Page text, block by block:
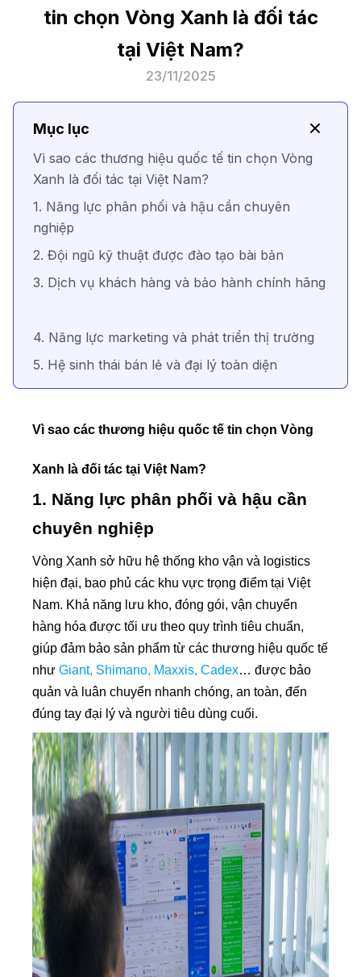
tin chọn Vòng Xanh là đối tác
tại Việt Nam?
23/11/2025
Mục lục
Vì sao các thương hiệu quốc tế tin chọn Vòng
Xanh là đối tác tại Việt Nam?
1. Năng lực phân phối và hậu cần chuyên
nghiệp
2. Đội ngũ kỹ thuật được đào tạo bài bản
3. Dịch vụ khách hàng và bảo hành chính hãng
4. Năng lực marketing và phát triển thị trường
5. Hệ sinh thái bán lẻ và đại lý toàn diện
Vì sao các thương hiệu quốc tế tin chọn Vòng
Xanh là đối tác tại Việt Nam?
1. Năng lực phân phối và hậu cần
chuyên nghiệp
Vòng Xanh sở hữu hệ thống kho vận và logistics
hiện đại, bao phủ các khu vực trọng điểm tại Việt
Nam. Khả năng lưu kho, đóng gói, vận chuyển
hàng hóa được tối ưu theo quy trình tiêu chuẩn,
giúp đảm bảo sản phẩm từ các thương hiệu quốc tế
như Giant, Shimano, Maxxis, Cadex… được bảo
quản và luân chuyển nhanh chóng, an toàn, đến
đúng tay đại lý và người tiêu dùng cuối.